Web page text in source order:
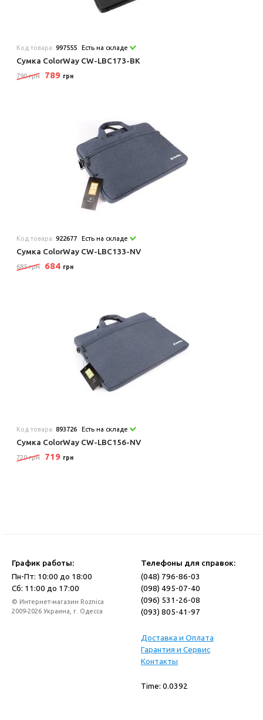
Код товара:997555 Есть на складе
Сумка ColorWay CW-LBC173-BK
790 грн 789 грн
Код товара:922677 Есть на складе
Сумка ColorWay CW-LBC133-NV
685 грн 684 грн
Код товара:893726 Есть на складе
Сумка ColorWay CW-LBC156-NV
720 грн 719 грн
График работы:
Пн-Пт: 10:00 до 18:00
Сб: 11:00 до 17:00
© Интернет-магазин Roznica
2009-2026 Украина, г. Одесса
Телефоны для справок:
(048) 796-86-03
(098) 495-07-40
(096) 531-26-08
(093) 805-41-97
Доставка и Оплата
Гарантия и Сервис
Контакты
Time: 0.0392